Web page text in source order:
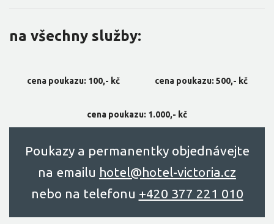
na všechny služby:
cena poukazu: 100,- kč cena poukazu: 500,- kč
cena poukazu: 1.000,- kč
Poukazy a permanentky objednávejte
na emailu hоtel@hоtel-victоriа.cz
nebo na telefonu +420 377 221 010